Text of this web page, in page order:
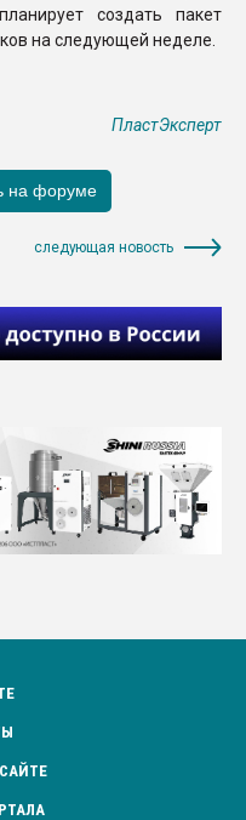
создать пакет
на следующей неделе.
ПластЭксперт
следующая новость